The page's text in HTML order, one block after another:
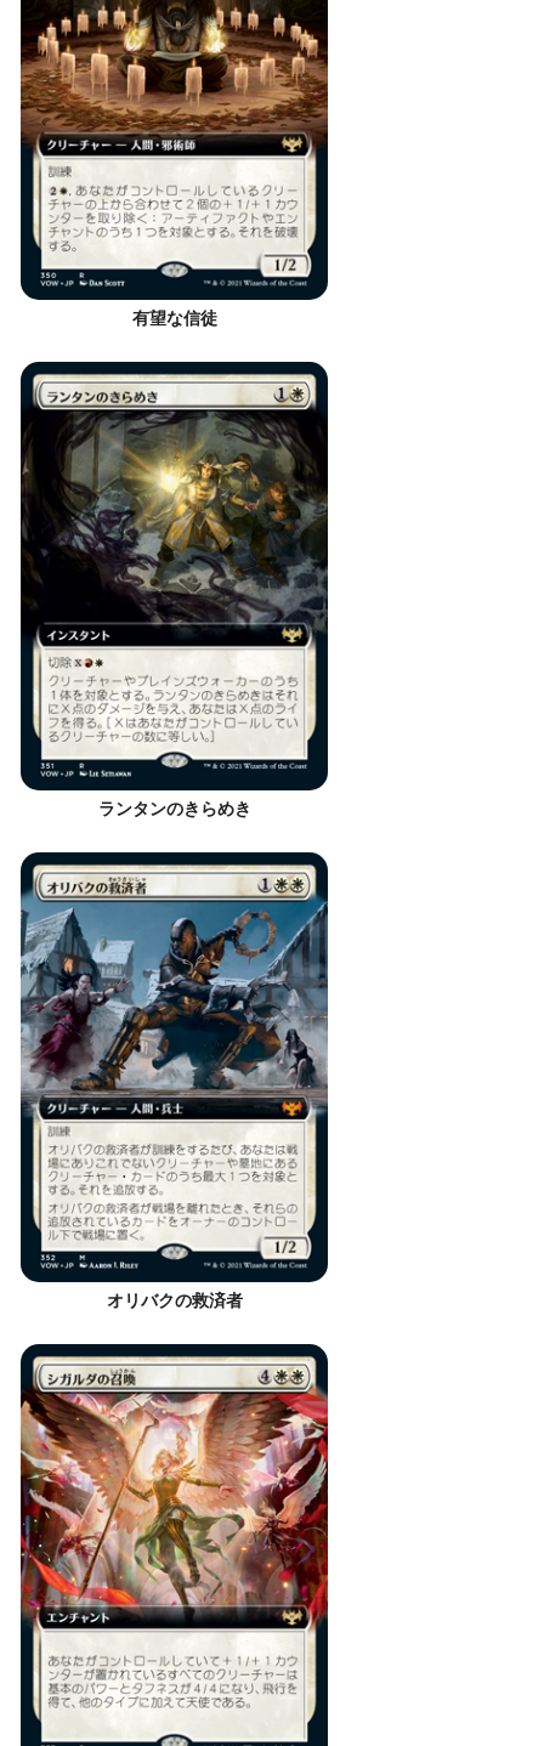
有望な信徒
ランタンのきらめき
オリバクの救済者